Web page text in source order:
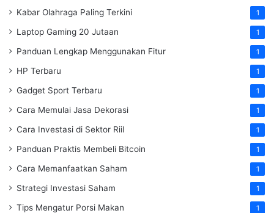
Kabar Olahraga Paling Terkini 1
Laptop Gaming 20 Jutaan 1
Panduan Lengkap Menggunakan Fitur 1
HP Terbaru 1
Gadget Sport Terbaru 1
Cara Memulai Jasa Dekorasi 1
Cara Investasi di Sektor Riil 1
Panduan Praktis Membeli Bitcoin 1
Cara Memanfaatkan Saham 1
Strategi Investasi Saham 1
Tips Mengatur Porsi Makan 1